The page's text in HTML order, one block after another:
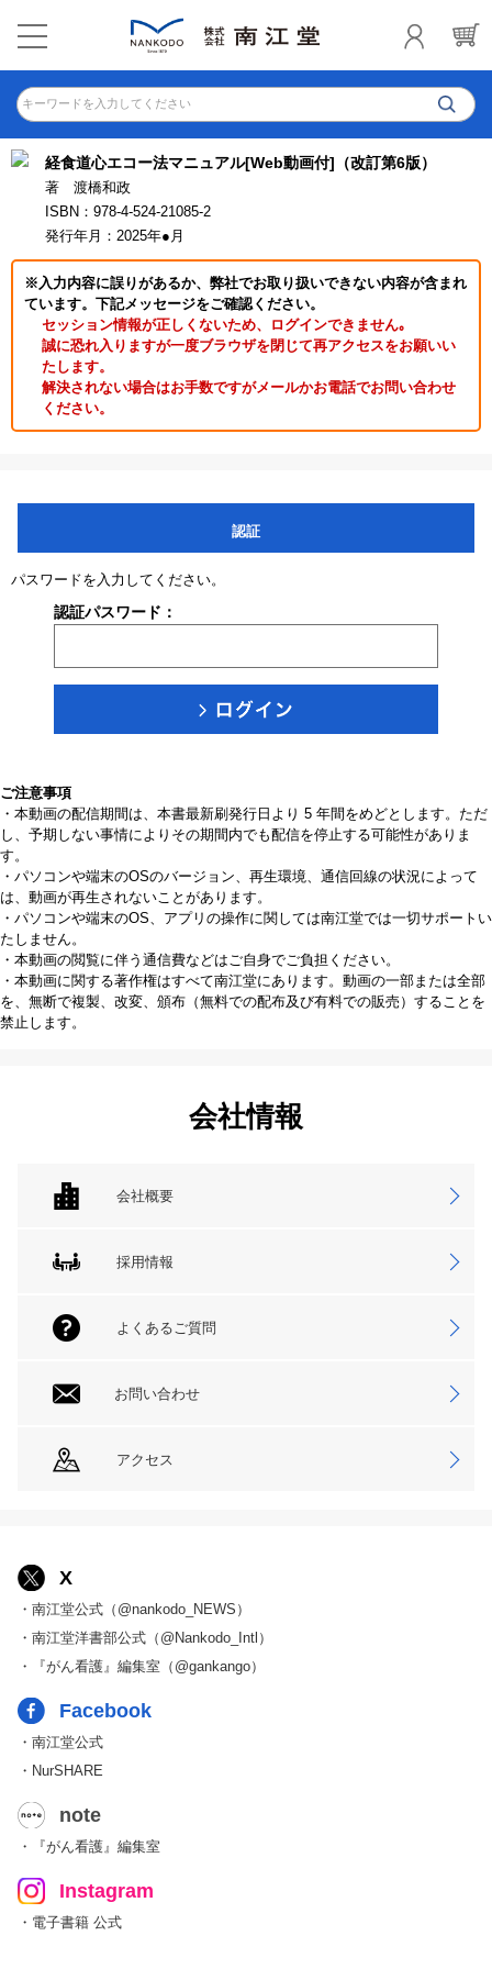
キーワードを入力してください
経食道心エコー法マニュアル[Web動画付]（改訂第6版）
著 渡橋和政
ISBN：978-4-524-21085-2
発行年月：2025年●月
※入力内容に誤りがあるか、弊社でお取り扱いできない内容が含まれ
ています。下記メッセージをご確認ください。
セッション情報が正しくないため、ログインできません｡
誠に恐れ入りますが一度ブラウザを閉じて再アクセスをお願いい
たします。
解決されない場合はお手数ですがメールかお電話でお問い合わせ
ください。
認証
パスワードを入力してください。
認証パスワード：
ご注意事項
・本動画の配信期間は、本書最新刷発行日より 5 年間をめどとします。ただ
し、予期しない事情によりその期間内でも配信を停止する可能性がありま
す。
・パソコンや端末のOSのバージョン、再生環境、通信回線の状況によって
は、動画が再生されないことがあります。
・パソコンや端末のOS、アプリの操作に関しては南江堂では一切サポートい
たしません。
・本動画の閲覧に伴う通信費などはご自身でご負担ください。
・本動画に関する著作権はすべて南江堂にあります。動画の一部または全部
を、無断で複製、改変、頒布（無料での配布及び有料での販売）することを
禁止します。
会社情報
会社概要
採用情報
よくあるご質問
お問い合わせ
アクセス
X
・南江堂公式（@nankodo_NEWS）
・南江堂洋書部公式（@Nankodo_Intl）
・『がん看護』編集室（@gankango）
Facebook
・南江堂公式
・NurSHARE
note
・『がん看護』編集室
Instagram
・電子書籍 公式